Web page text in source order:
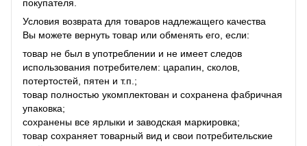
покупателя.
Условия возврата для товаров надлежащего качества
Вы можете вернуть товар или обменять его, если:
товар не был в употреблении и не имеет следов
использования потребителем: царапин, сколов,
потертостей, пятен и т.п.;
товар полностью укомплектован и сохранена фабричная
упаковка;
сохранены все ярлыки и заводская маркировка;
товар сохраняет товарный вид и свои потребительские